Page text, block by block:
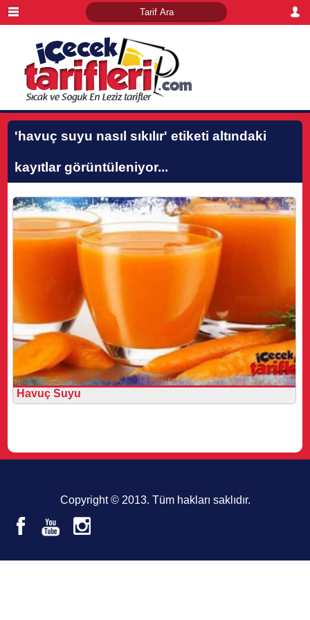
'havuç suyu nasıl sıkılır' etiketi altındaki
kayıtlar görüntüleniyor...
Havuç Suyu
Copyright © 2013. Tüm hakları saklıdır.